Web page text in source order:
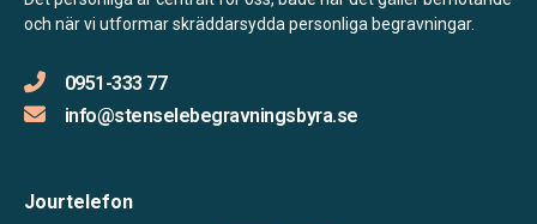
och när vi utformar skräddarsydda personliga begravningar.
0951-333 77
info@stenselebegravningsbyra.se
Jourtelefon